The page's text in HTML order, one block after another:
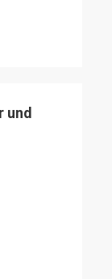
und